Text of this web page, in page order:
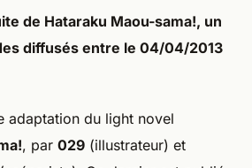
de Hataraku Maou-sama!, un
diffusés entre le 04/04/2013
adaptation du light novel
, par 029 (illustrateur) et